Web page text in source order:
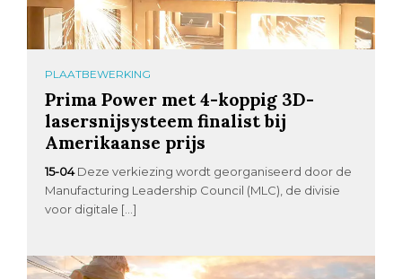
PLAATBEWERKING
Prima Power met 4-koppig 3D-
lasersnijsysteem finalist bij
Amerikaanse prijs
15-04 Deze verkiezing wordt georganiseerd door de
Manufacturing Leadership Council (MLC), de divisie
voor digitale […]